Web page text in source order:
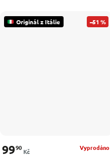
Originál z Itálie –51 %
Vyprodáno
9990
Kč